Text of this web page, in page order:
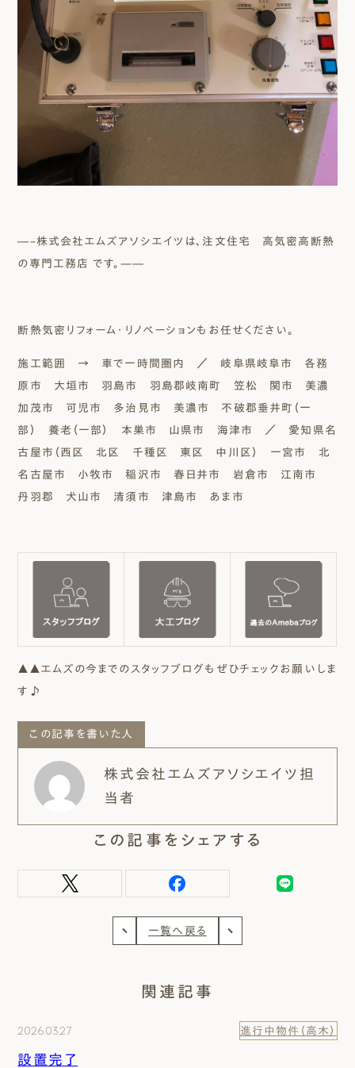
―–株式会社エムズアソシエイツは、注文住宅 高気密高断熱
の専門工務店 です。—―
断熱気密リフォーム・リノベーションもお任せください。
施工範囲 → 車で一時間圏内 ／ 岐阜県岐阜市 各務
原市 大垣市 羽島市 羽島郡岐南町 笠松 関市 美濃
加茂市 可児市 多治見市 美濃市 不破郡垂井町（一
部） 養老（一部） 本巣市 山県市 海津市 ／ 愛知県名
古屋市（西区 北区 千種区 東区 中川区） 一宮市 北
名古屋市 小牧市 稲沢市 春日井市 岩倉市 江南市
丹羽郡 犬山市 清須市 津島市 あま市
▲▲エムズの今までのスタッフブログもぜひチェックお願いしま
す♪
この記事を書いた人
株式会社エムズアソシエイツ担
当者
この記事をシェアする
一覧へ戻る
関連記事
2026.03.27 進行中物件（高木）
設置完了